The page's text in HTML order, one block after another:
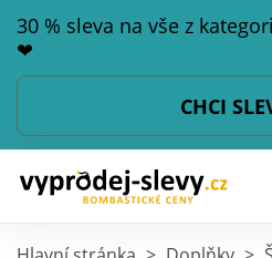
30 % sleva na vše z
❤
CHCI